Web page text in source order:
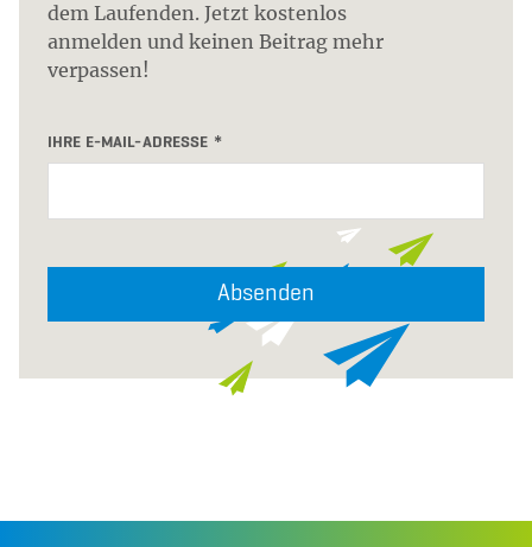
dem Laufenden. Jetzt kostenlos
anmelden und keinen Beitrag mehr
verpassen!
IHRE E-MAIL-ADRESSE
Absenden